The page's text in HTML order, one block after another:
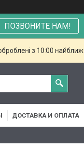
ПОЗВОНИТЕ НАМ!
з 10:00
ДОСТАВКА И ОПЛАТА